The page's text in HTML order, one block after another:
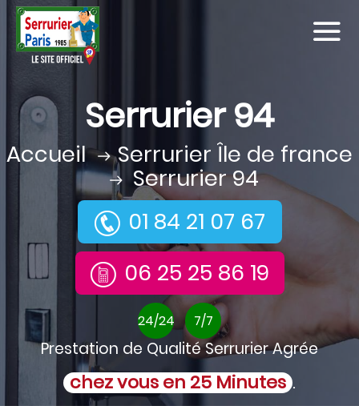
Serrurier 94
Accueil
Serrurier Île de france
Serrurier 94
01 84 21 07 67
06 25 25 86 19
24/24 7/7
Prestation de Qualité Serrurier Agrée
chez vous en 25 Minutes .